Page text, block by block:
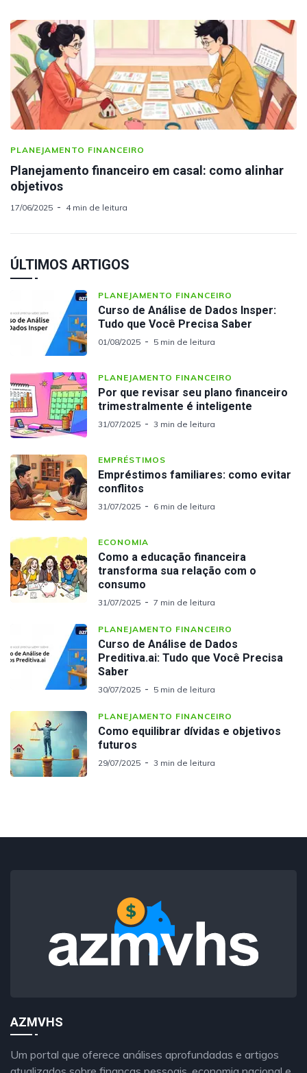
PLANEJAMENTO FINANCEIRO
Planejamento financeiro em casal: como alinhar
objetivos
17/06/2025 4 min de leitura
ÚLTIMOS ARTIGOS
PLANEJAMENTO FINANCEIRO
Curso de Análise de Dados Insper:
Tudo que Você Precisa Saber
01/08/2025 5 min de leitura
PLANEJAMENTO FINANCEIRO
Por que revisar seu plano financeiro
trimestralmente é inteligente
31/07/2025 3 min de leitura
EMPRÉSTIMOS
Empréstimos familiares: como evitar
conflitos
31/07/2025 6 min de leitura
ECONOMIA
Como a educação financeira
transforma sua relação com o
consumo
31/07/2025 7 min de leitura
PLANEJAMENTO FINANCEIRO
Curso de Análise de Dados
Preditiva.ai: Tudo que Você Precisa
Saber
30/07/2025 5 min de leitura
PLANEJAMENTO FINANCEIRO
Como equilibrar dívidas e objetivos
futuros
29/07/2025 3 min de leitura
AZMVHS
Um portal que oferece análises aprofundadas e artigos